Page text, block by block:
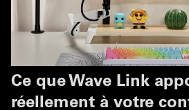
Ce que Wave Link
réellement à votre